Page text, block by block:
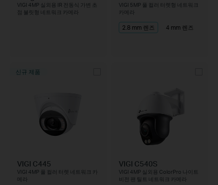
VIGI 4MP 실외용 IR 전동식 가변 초
점 불릿형 네트워크 카메라
VIGI 5MP 풀 컬러 터렛형 네트워크
카메라
2.8 mm 렌즈 4 mm 렌즈
신규 제품
VIGI C445
VIGI 4MP 풀 컬러 터렛 네트워크 카
메라
VIGI C540S
VIGI 4MP 실외용 ColorPro 나이트
비전 팬 틸트 네트워크 카메라